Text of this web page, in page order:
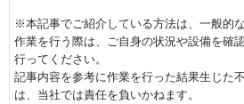
※本記事でご紹介している方法は、一般的
作業を行う際は、ご自身の状況や設備を確
行ってください。
記事内容を参考に作業を行った結果生じた
は、当社では責任を負いかねます。